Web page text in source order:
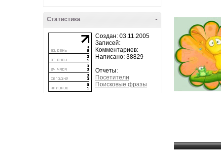
-
Статистика
Создан: 03.11.2005
Записей:
Комментариев:
Написано: 38829
Отчеты:
Посетители
Поисковые фразы